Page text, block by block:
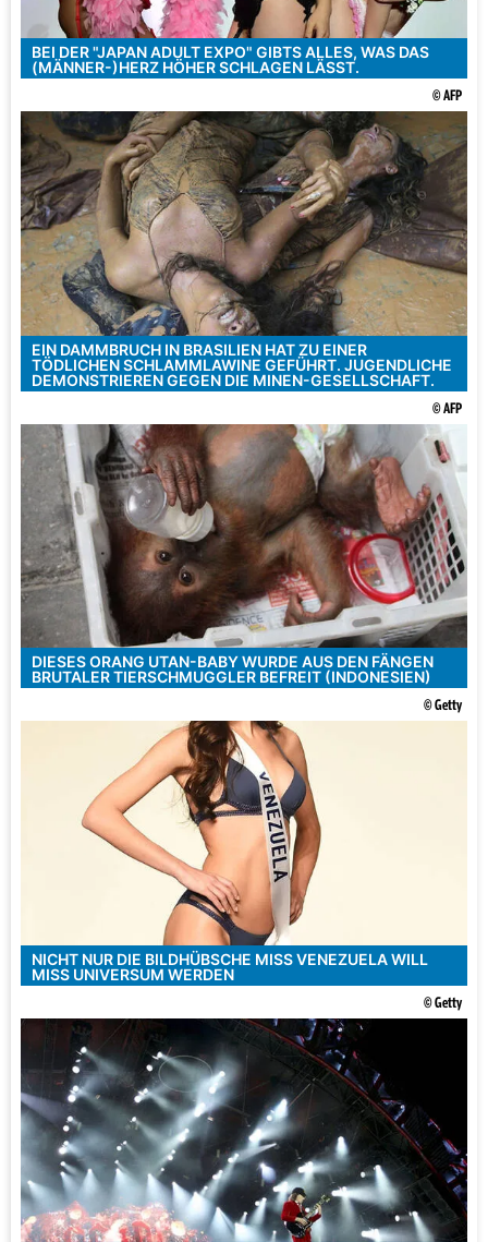
BEI DER "JAPAN ADULT EXPO" GIBTS ALLES, WAS DAS
(MÄNNER-)HERZ HÖHER SCHLAGEN LÄSST.
© AFP
EIN DAMMBRUCH IN BRASILIEN HAT ZU EINER
TÖDLICHEN SCHLAMMLAWINE GEFÜHRT. JUGENDLICHE
DEMONSTRIEREN GEGEN DIE MINEN-GESELLSCHAFT.
© AFP
DIESES ORANG UTAN-BABY WURDE AUS DEN FÄNGEN
BRUTALER TIERSCHMUGGLER BEFREIT (INDONESIEN)
© Getty
NICHT NUR DIE BILDHÜBSCHE MISS VENEZUELA WILL
MISS UNIVERSUM WERDEN
© Getty